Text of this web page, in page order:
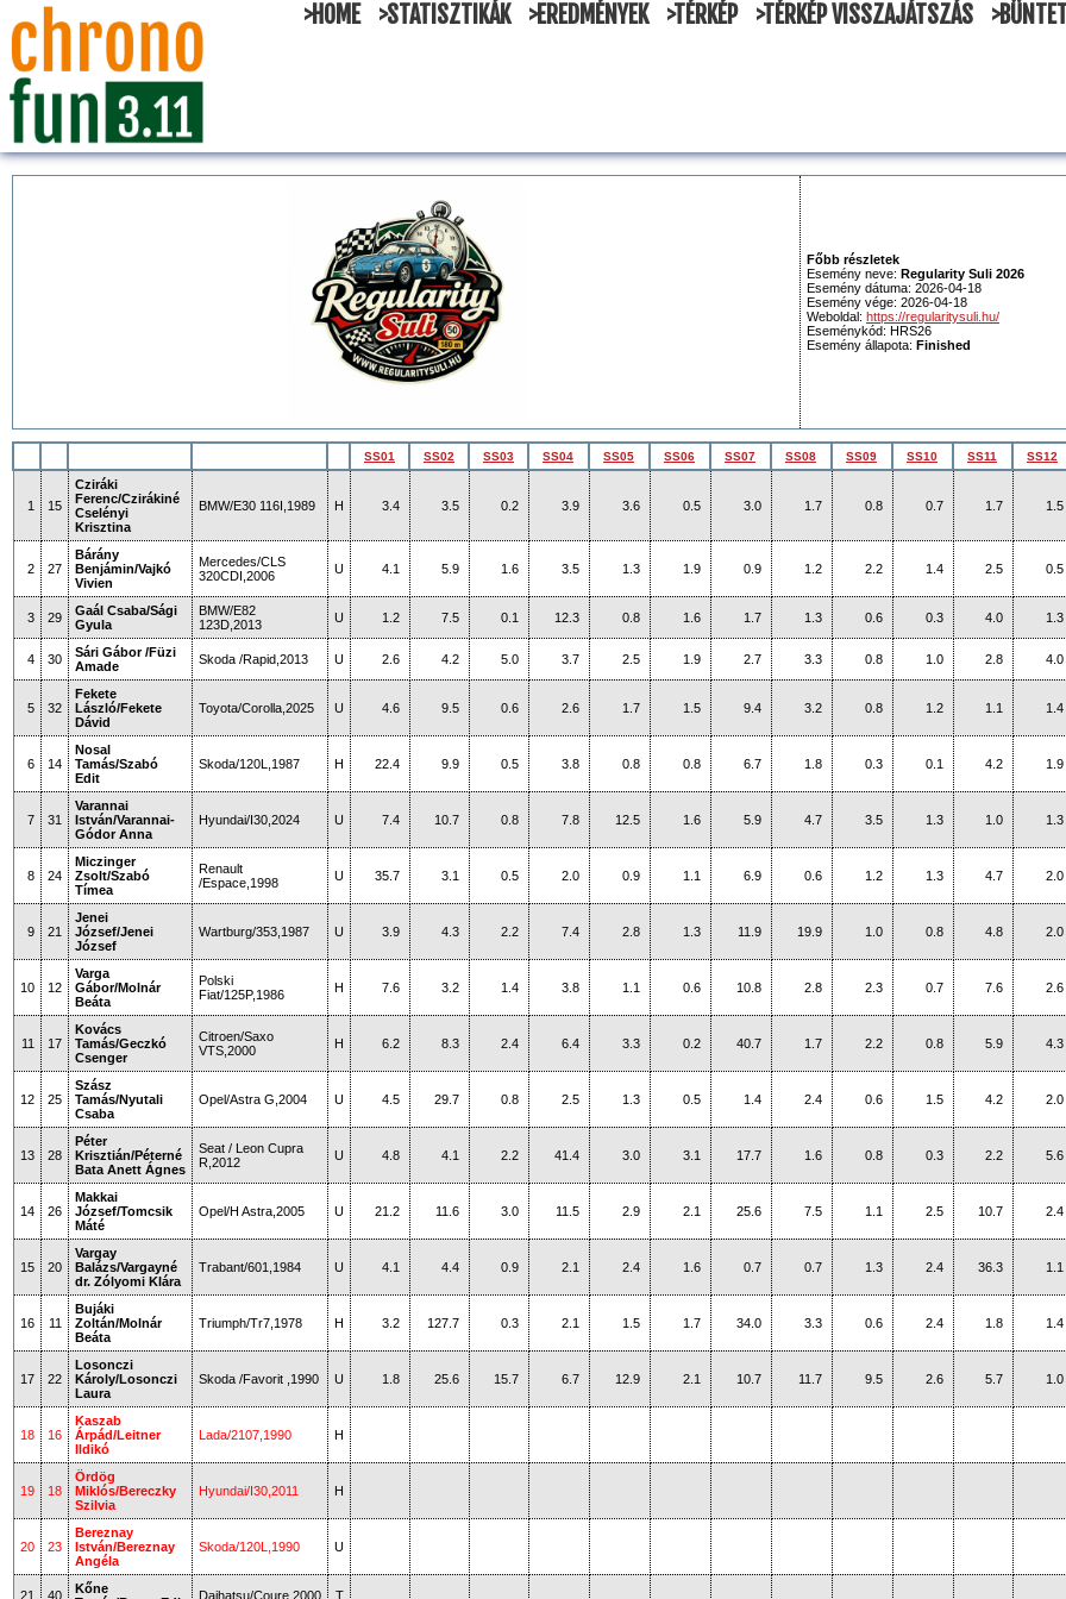
>HOME >STATISZTIKÁK >EREDMÉNYEK >TÉRKÉP >TÉRKÉP VISSZAJÁTSZÁS
Főbb részletek
Esemény neve: Regularity Suli 2026
Esemény dátuma: 2026-04-18
Esemény vége: 2026-04-18
Weboldal: https://regularitysuli.hu/
Eseménykód: HRS26
Esemény állapota: Finished
SS01 SS02 SS03 SS04 SS05 SS06 SS07 SS08 SS09 SS10 SS11 SS12
1 15
Cziráki
Ferenc/Czirákiné
Cselényi
Krisztina
BMW/E30 116I,1989 H 3.4 3.5 0.2 3.9 3.6 0.5 3.0 1.7 0.8 0.7 1.7 1.5
2 27
Bárány
Benjámin/Vajkó
Vivien
Mercedes/CLS
320CDI,2006
U 4.1 5.9 1.6 3.5 1.3 1.9 0.9 1.2 2.2 1.4 2.5 0.5
3 29
Gaál Csaba/Sági
Gyula
BMW/E82
123D,2013
U 1.2 7.5 0.1 12.3 0.8 1.6 1.7 1.3 0.6 0.3 4.0 1.3
4 30
Sári Gábor /Füzi
Amade
Skoda /Rapid,2013 U 2.6 4.2 5.0 3.7 2.5 1.9 2.7 3.3 0.8 1.0 2.8 4.0
5 32
Fekete
László/Fekete
Dávid
Toyota/Corolla,2025 U 4.6 9.5 0.6 2.6 1.7 1.5 9.4 3.2 0.8 1.2 1.1 1.4
6 14
Nosal
Tamás/Szabó
Edit
Skoda/120L,1987 H 22.4 9.9 0.5 3.8 0.8 0.8 6.7 1.8 0.3 0.1 4.2 1.9
7 31
Varannai
István/Varannai-
Gódor Anna
Hyundai/I30,2024 U 7.4 10.7 0.8 7.8 12.5 1.6 5.9 4.7 3.5 1.3 1.0 1.3
8 24
Miczinger
Zsolt/Szabó
Tímea
Renault
/Espace,1998
U 35.7 3.1 0.5 2.0 0.9 1.1 6.9 0.6 1.2 1.3 4.7 2.0
9 21
Jenei
József/Jenei
József
Wartburg/353,1987 U 3.9 4.3 2.2 7.4 2.8 1.3 11.9 19.9 1.0 0.8 4.8 2.0
10 12
Varga
Gábor/Molnár
Beáta
Polski
Fiat/125P,1986
H 7.6 3.2 1.4 3.8 1.1 0.6 10.8 2.8 2.3 0.7 7.6 2.6
11 17
Kovács
Tamás/Geczkó
Csenger
Citroen/Saxo
VTS,2000
H 6.2 8.3 2.4 6.4 3.3 0.2 40.7 1.7 2.2 0.8 5.9 4.3
12 25
Szász
Tamás/Nyutali
Csaba
Opel/Astra G,2004 U 4.5 29.7 0.8 2.5 1.3 0.5 1.4 2.4 0.6 1.5 4.2 2.0
13 28
Péter
Krisztián/Péterné
Bata Anett Ágnes
Seat / Leon Cupra
R,2012
U 4.8 4.1 2.2 41.4 3.0 3.1 17.7 1.6 0.8 0.3 2.2 5.6
14 26
Makkai
József/Tomcsik
Máté
Opel/H Astra,2005 U 21.2 11.6 3.0 11.5 2.9 2.1 25.6 7.5 1.1 2.5 10.7 2.4
15 20
Vargay
Balázs/Vargayné
dr. Zólyomi Klára
Trabant/601,1984 U 4.1 4.4 0.9 2.1 2.4 1.6 0.7 0.7 1.3 2.4 36.3 1.1
16 11
Bujáki
Zoltán/Molnár
Beáta
Triumph/Tr7,1978 H 3.2 127.7 0.3 2.1 1.5 1.7 34.0 3.3 0.6 2.4 1.8 1.4
17 22
Losonczi
Károly/Losonczi
Laura
Skoda /Favorit ,1990 U 1.8 25.6 15.7 6.7 12.9 2.1 10.7 11.7 9.5 2.6 5.7 1.0
18 16
Kaszab
Árpád/Leitner
Ildikó
Lada/2107,1990 H
19 18
Ördög
Miklós/Bereczky
Szilvia
Hyundai/I30,2011 H
20 23
Bereznay
István/Bereznay
Angéla
Skoda/120L,1990 U
21 40
Kőne
Daihatsu/Coure,2000 T